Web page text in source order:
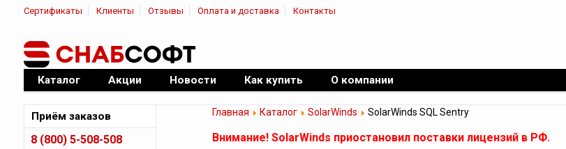
Сертификаты Клиенты Отзывы Оплата и доставка Контакты
Официальный дилер ПО
Каталог Акции Новости Как купить О компании
Главная Каталог SolarWinds SolarWinds SQL Sentry
Внимание! SolarWinds приостановил поставки лицензий в РФ.
Приём заказов
8 (800) 5-508-508